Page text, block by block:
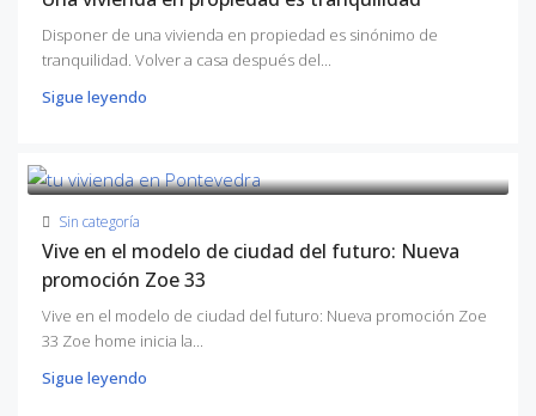
Disponer de una vivienda en propiedad es sinónimo de
tranquilidad. Volver a casa después del...
Sigue leyendo
Sin categoría
Vive en el modelo de ciudad del futuro: Nueva
promoción Zoe 33
Vive en el modelo de ciudad del futuro: Nueva promoción Zoe
33 Zoe home inicia la...
Sigue leyendo